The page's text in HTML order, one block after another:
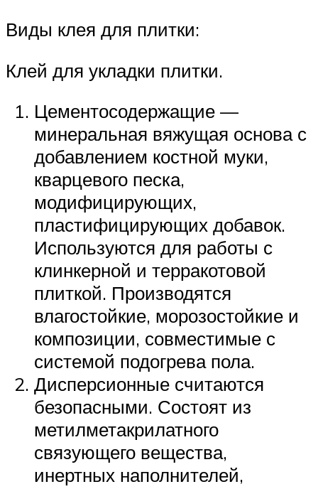
Виды клея для плитки:
Клей для укладки плитки.
Цементосодержащие —
минеральная вяжущая основа с
добавлением костной муки,
кварцевого песка,
модифицирующих,
пластифицирующих добавок.
Используются для работы с
клинкерной и терракотовой
плиткой. Производятся
влагостойкие, морозостойкие и
композиции, совместимые с
системой подогрева пола.
Дисперсионные считаются
безопасными. Состоят из
метилметакрилатного
связующего вещества,
инертных наполнителей,